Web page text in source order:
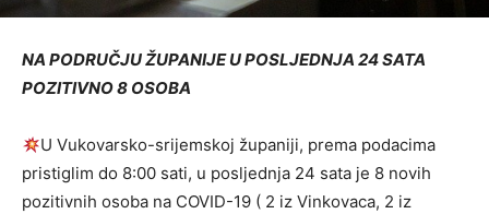
NA PODRUČJU ŽUPANIJE U POSLJEDNJA 24 SATA
POZITIVNO 8 OSOBA
U Vukovarsko-srijemskoj županiji, prema podacima
pristiglim do 8:00 sati, u posljednja 24 sata je 8 novih
pozitivnih osoba na COVID-19 ( 2 iz Vinkovaca, 2 iz